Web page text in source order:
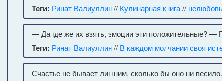
Теги: Ринат Валиуллин// Кулинарная книга// нелюбовь
— Да где же их взять, эмоции эти положительные? —
Теги: Ринат Валиуллин// В каждом молчании своя
Счастье не бывает лишним, сколько бы оно ни весило.